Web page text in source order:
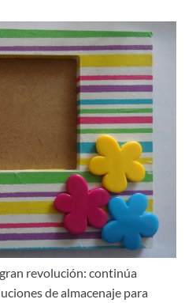
revolución: continúa
de almacenaje para